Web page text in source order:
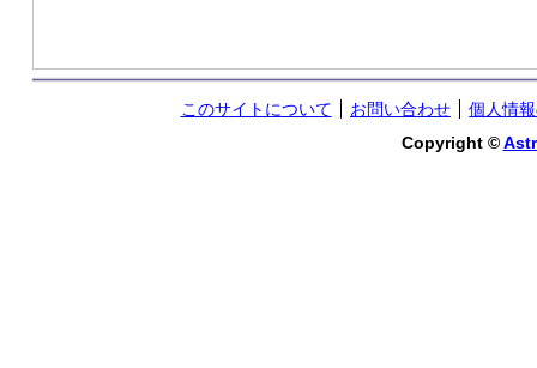
このサイトについて お問い合わせ
個人情
Copyright ©